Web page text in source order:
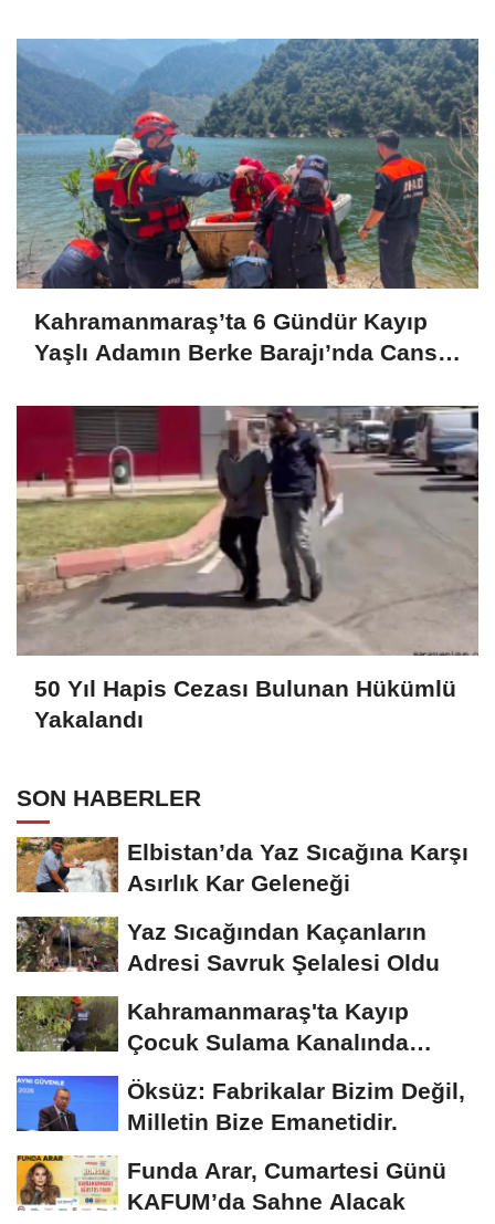
Kahramanmaraş’ta 6 Gündür Kayıp
Yaşlı Adamın Berke Barajı’nda Cansız
50 Yıl Hapis Cezası Bulunan Hükümlü
Yakalandı
SON HABERLER
Elbistan’da Yaz Sıcağına Karşı
Asırlık Kar Geleneği
Yaz Sıcağından Kaçanların
Adresi Savruk Şelalesi Oldu
Kahramanmaraş'ta Kayıp
Çocuk Sulama Kanalında
Bulundu
Öksüz: Fabrikalar Bizim Değil,
Milletin Bize Emanetidir.
Funda Arar, Cumartesi Günü
KAFUM’da Sahne Alacak